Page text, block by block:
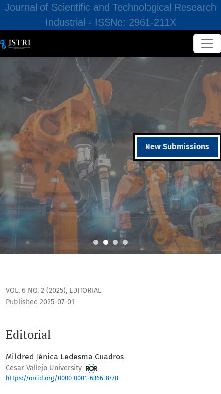
Journal of Scientific and Technological Research
Industrial - ISSNe: 2961-211X
New Submissions
VOL. 6 NO. 2 (2025), EDITORIAL
Editorial
Published 2025-07-01
Mildred Jénica Ledesma Cuadros
Cesar Vallejo University
https://orcid.org/0000-0001-6366-8778